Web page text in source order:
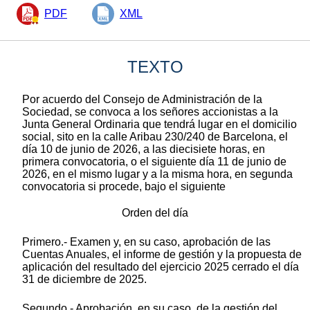
PDF XML
TEXTO
Por acuerdo del Consejo de Administración de la
Sociedad, se convoca a los señores accionistas a la
Junta General Ordinaria que tendrá lugar en el domicilio
social, sito en la calle Aribau 230/240 de Barcelona, el
día 10 de junio de 2026, a las diecisiete horas, en
primera convocatoria, o el siguiente día 11 de junio de
2026, en el mismo lugar y a la misma hora, en segunda
convocatoria si procede, bajo el siguiente
Orden del día
Primero.- Examen y, en su caso, aprobación de las
Cuentas Anuales, el informe de gestión y la propuesta de
aplicación del resultado del ejercicio 2025 cerrado el día
31 de diciembre de 2025.